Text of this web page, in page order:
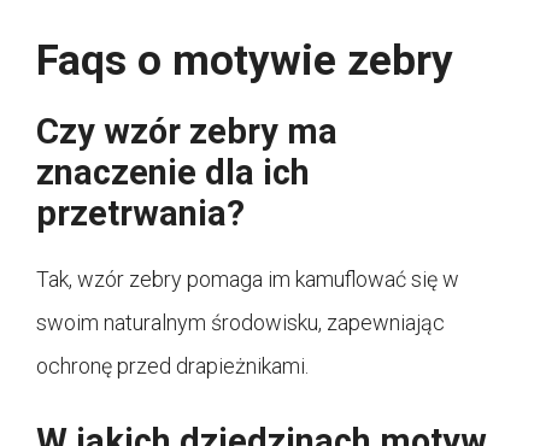
Faqs o motywie zebry
Czy wzór zebry ma
znaczenie dla ich
przetrwania?
Tak, wzór zebry pomaga im kamuflować się w
swoim naturalnym środowisku, zapewniając
ochronę przed drapieżnikami.